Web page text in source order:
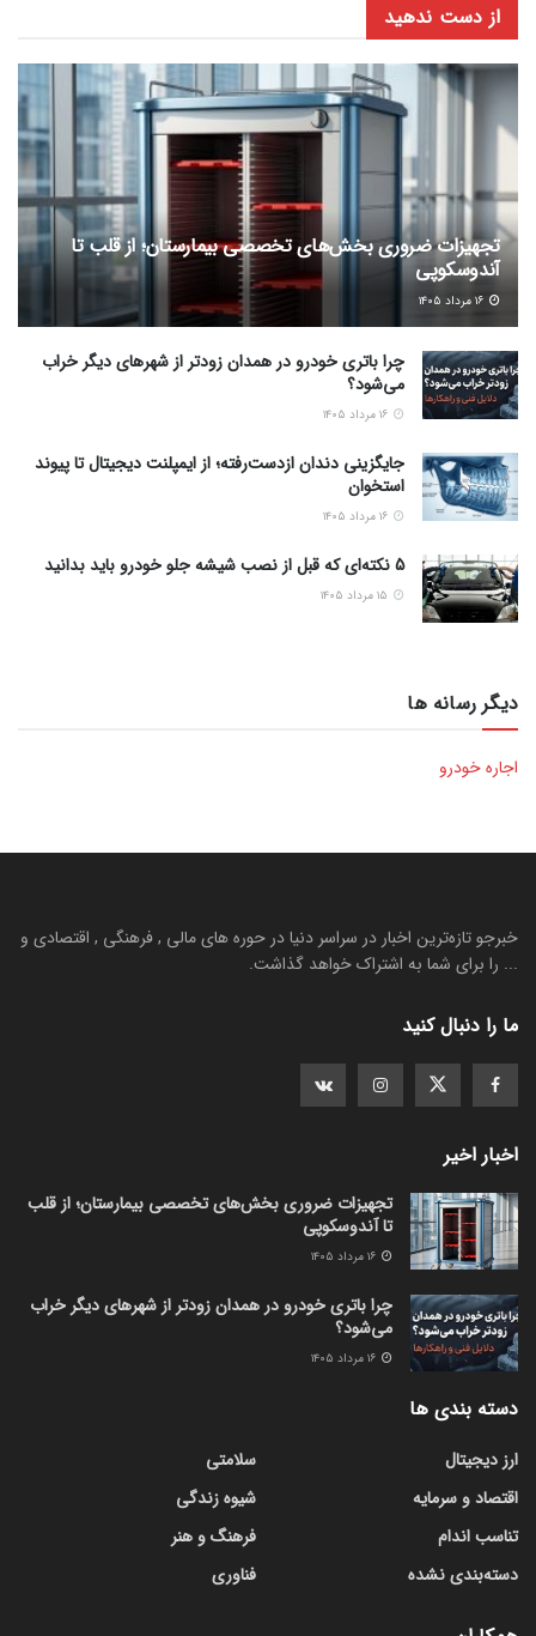
از دست ندهید
تجهیزات ضروری بخش‌های تخصصی بیمارستان؛ از قلب تا
آندوسکوپی
چرا باتری خودرو در همدان زودتر از شهرهای دیگر خراب
می‌شود؟
جایگزینی دندان ازدست‌رفته؛ از ایمپلنت دیجیتال تا پیوند
استخوان
5 نکته‌ای که قبل از نصب شیشه جلو خودرو باید بدانید
دیگر رسانه ها
اجاره خودرو
خبرجو تازه‌ترین اخبار در سراسر دنیا در حوره های مالی , فرهنگی , اقتصادی و
... را برای شما به اشتراک خواهد گذاشت.
ما را دنبال کنید
اخبار اخیر
تجهیزات ضروری بخش‌های تخصصی بیمارستان؛ از قلب
تا آندوسکوپی
چرا باتری خودرو در همدان زودتر از شهرهای دیگر خراب
می‌شود؟
دسته بندی ها
ارز دیجیتال
اقتصاد و سرمایه
تناسب اندام
دسته‌بندی نشده
سلامتی
شیوه زندگی
فرهنگ و هنر
فناوری